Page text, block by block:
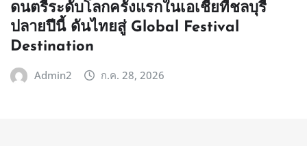
ดนตรีระดับโลกครั้งแรกในเอเชียที่ชลบุรี
ปลายปีนี้ ดันไทยสู่ Global Festival
Destination
Admin2 ก.ค. 28, 2026